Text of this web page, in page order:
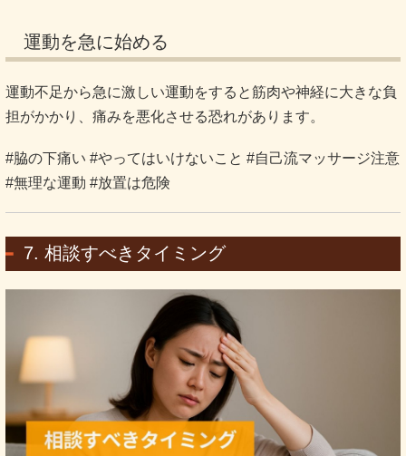
運動を急に始める
運動不足から急に激しい運動をすると筋肉や神経に大きな負
担がかかり、痛みを悪化させる恐れがあります。
#脇の下痛い #やってはいけないこと #自己流マッサージ注意
#無理な運動 #放置は危険
7. 相談すべきタイミング